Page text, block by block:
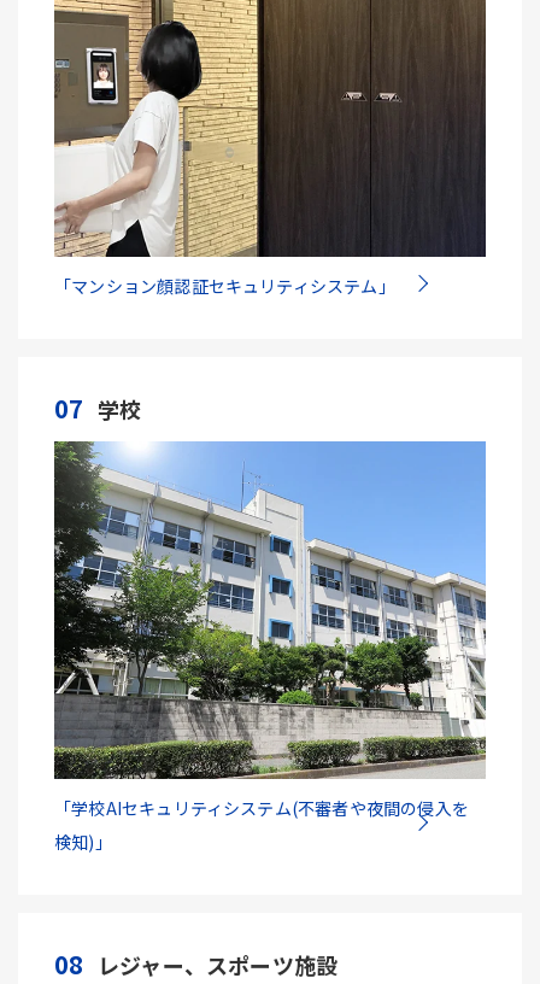
「マンション顔認証セキュリティシステム」
07 学校
「学校AIセキュリティシステム(不審者や夜間の侵入を
検知)」
08 レジャー、スポーツ施設